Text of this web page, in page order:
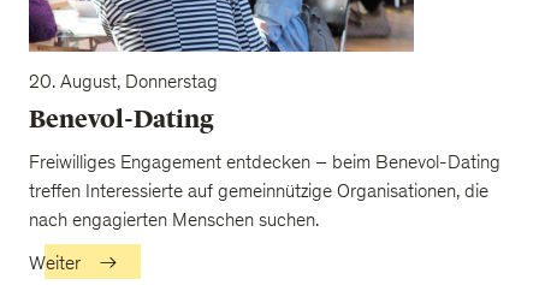
20. August, Donnerstag
Benevol-Dating
Freiwilliges Engagement entdecken – beim Benevol-Dating
treffen Interessierte auf gemeinnützige Organisationen, die
nach engagierten Menschen suchen.
Weiter